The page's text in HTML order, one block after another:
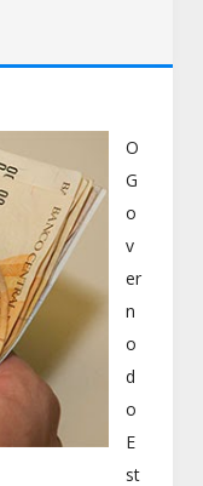
O
G
o
v
er
n
o
d
o
E
st